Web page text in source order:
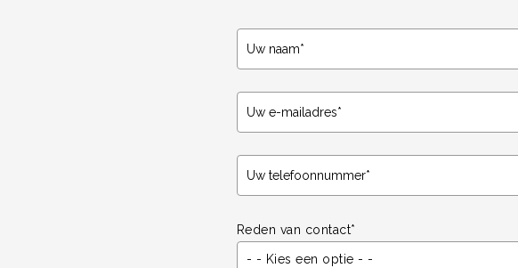
Reden van contact*
- - Kies een optie - -